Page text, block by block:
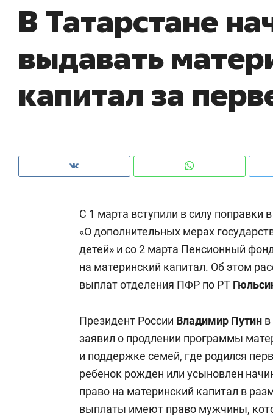
В Татарстане
выдавать
капитал за
С 1 марта вступили в силу поправки
«О дополнительных мерах
детей» и со 2 марта Пенсионный
на материнский капитал. Об этом
выплат отделения ПФР по РТ
Президент России Владимир Путин
заявил о продлении программы
и поддержке семей, где родился
ребенок рожден или усыновлен
право на материнский капитал в
выплаты имеют право мужчины,
ID вместо ключа: какой будет
безопасность в ЖК «Нова»
природе,
с